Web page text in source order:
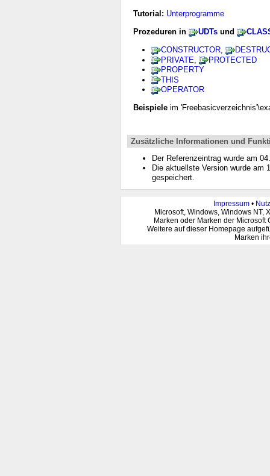
Tutorial: Unterprogramme
Prozeduren in
UDTs und
CONSTRUCTOR,
PRIVATE
PROTECTED
PROPERTY
THIS
OPERATOR
Beispiele im
Zusätzliche Informationen und
Der Referenzeintrag wurde am
Die aktuellste Version wurde am
gespeichert.
Impressum•
Microsoft, Windows, Windows NT,
Marken oder Marken der
Weitere auf dieser Homepage
Marken